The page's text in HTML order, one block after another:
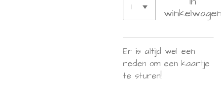
Er is altijd wel een
reden om een kaartje
te sturen!